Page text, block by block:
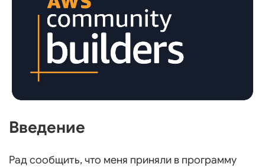
Введение
Рад сообщить, что меня приняли в программу